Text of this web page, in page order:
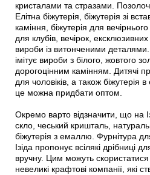
кристалами та стразами.
Елітна біжутерія, біжутерія зі
каміння, біжутерія для
для клубів, вечірок,
вироби із витонченими
імітує вироби з білого, жовтого
дорогоцінним камінням. Дитячі
для чоловіків, а також біжутерія
це можна придбати оптом.
Окремо варто відзначити, що на
скло, чеський кришталь,
біжутерія з емаллю. Фурнітура
Ізіда пропонує всілякі дрібниці
вручну. Цим можуть скористатися
невеликі крафтові компанії, які